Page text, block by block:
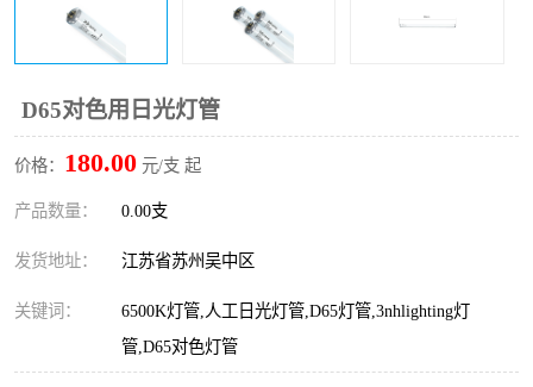
D65对色用日光灯管
价格： 180.00 元/支 起
产品数量： 0.00支
发货地址： 江苏省苏州吴中区
关键词：
6500K灯管,人工日光灯管,D65灯管,3nhlighting灯
管,D65对色灯管
配色软件 色差仪配件
印刷看样台
条码扫描仪维修